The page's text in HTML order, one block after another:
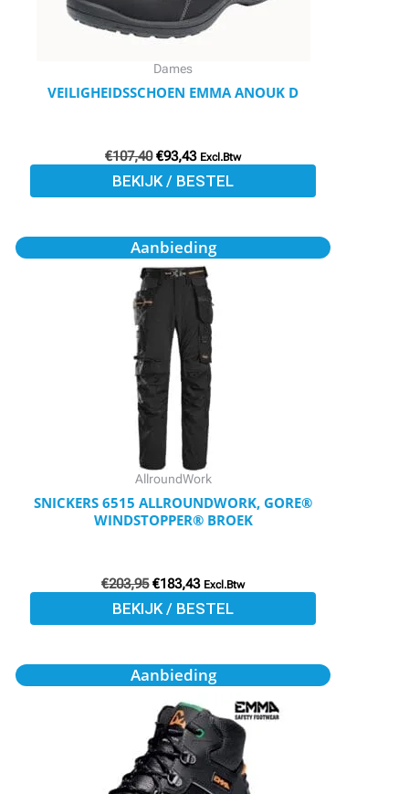
Dames
VEILIGHEIDSSCHOEN EMMA ANOUK D
€107,40 €93,43 Excl.Btw
BEKIJK / BESTEL
kan
gekozen
worden
op
Aanbieding
AllroundWork
SNICKERS 6515 ALLROUNDWORK, GORE®
WINDSTOPPER® BROEK
€203,95
Oorspronkelijke
prijs
was:
€203,95.
€183,43
Huidige
prijs
is:
€183,43.
Excl.Btw
BEKIJK / BESTEL
Dit
product
heeft
meerdere
variaties.
Deze
optie
kan
gekozen
worden
op
de
Aanbieding
Oorspronkelijke
prijs
was:
€115,20.
Huidige
prijs
€99,95.
Dit
heeft
meerdere
variaties.